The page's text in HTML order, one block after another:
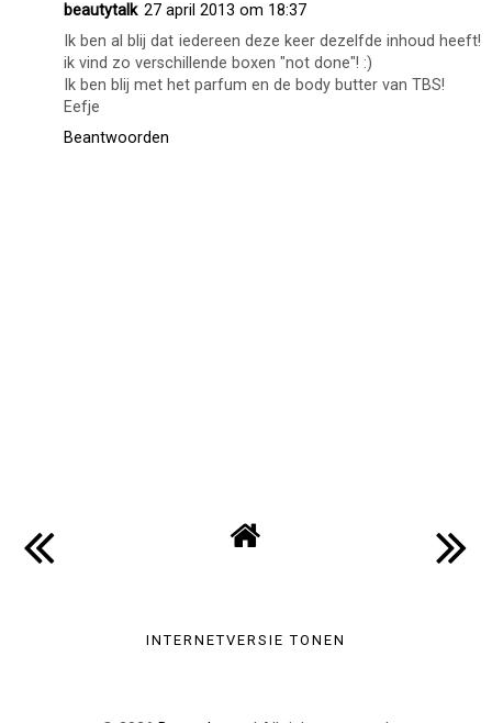
beautytalk 27 april 2013 om 18:37
Ik ben al blij dat iedereen deze keer dezelfde inhoud heeft!
ik vind zo verschillende boxen "not done"! :)
Ik ben blij met het parfum en de body butter van TBS!
Eefje
Beantwoorden
INTERNETVERSIE TONEN